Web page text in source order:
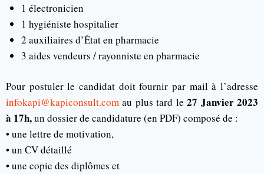
1 électronicien
1 hygiéniste hospitalier
2 auxiliaires d’État en pharmacie
3 aides vendeurs / rayonniste en pharmacie
Pour postuler le candidat doit fournir par mail à l’adresse
infokapi@kapiconsult.com au plus tard le27 Janvier 2023
à 17h,un dossier de candidature (en PDF) composé de :
• une lettre de motivation,
• un CV détaillé
• une copie des diplômes et